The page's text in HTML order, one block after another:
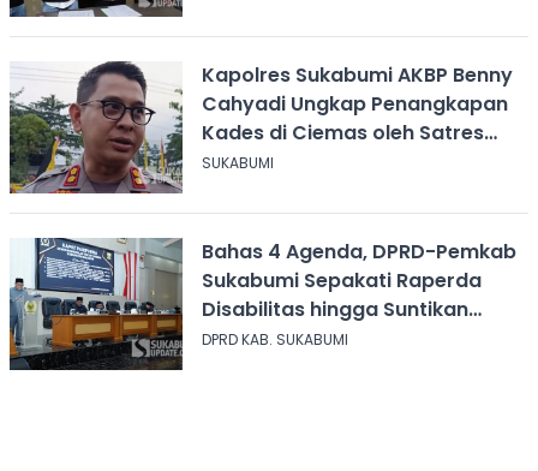
Kapolres Sukabumi AKBP Benny
Cahyadi Ungkap Penangkapan
Kades di Ciemas oleh Satres
Narkoba
SUKABUMI
Bahas 4 Agenda, DPRD-Pemkab
Sukabumi Sepakati Raperda
Disabilitas hingga Suntikan
Modal Perum Pesona Wisata
DPRD KAB. SUKABUMI